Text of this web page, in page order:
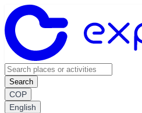
Search
COP
English